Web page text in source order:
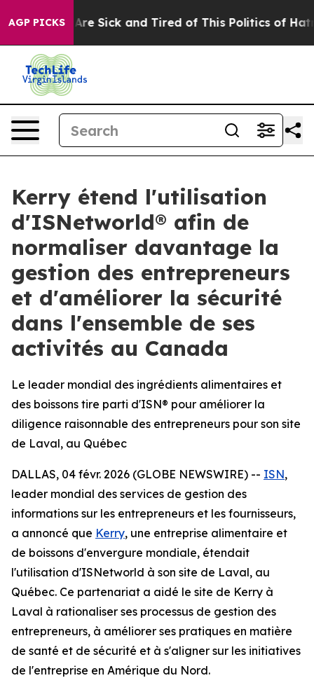
AGP PICKSAre Sick and Tired of This Politics of Hatred”
Kerry étend l'utilisation
d'ISNetworld® afin de
normaliser davantage la
gestion des entrepreneurs
et d'améliorer la sécurité
dans l'ensemble de ses
activités au Canada
Le leader mondial des ingrédients alimentaires et
des boissons tire parti d'ISN® pour améliorer la
diligence raisonnable des entrepreneurs pour son site
de Laval, au Québec
DALLAS, 04 févr. 2026 (GLOBE NEWSWIRE) -- ISN,
leader mondial des services de gestion des
informations sur les entrepreneurs et les fournisseurs,
a annoncé que Kerry, une entreprise alimentaire et
de boissons d'envergure mondiale, étendait
l'utilisation d'ISNetworld à son site de Laval, au
Québec. Ce partenariat a aidé le site de Kerry à
Laval à rationaliser ses processus de gestion des
entrepreneurs, à améliorer ses pratiques en matière
de santé et de sécurité et à s'aligner sur les initiatives
de l'entreprise en Amérique du Nord.